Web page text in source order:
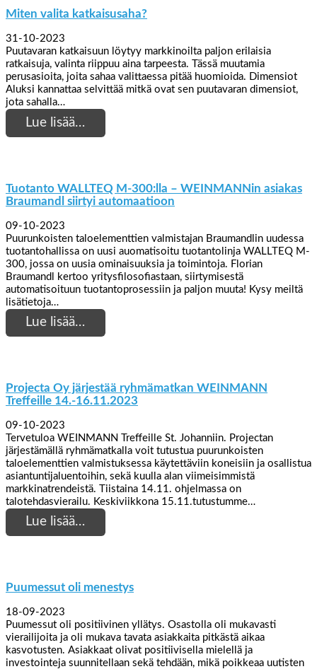
Miten valita katkaisusaha?
31-10-2023
Puutavaran katkaisuun löytyy markkinoilta paljon erilaisia
ratkaisuja, valinta riippuu aina tarpeesta. Tässä muutamia
perusasioita, joita sahaa valittaessa pitää huomioida. Dimensiot
Aluksi kannattaa selvittää mitkä ovat sen puutavaran dimensiot,
jota sahalla…
Lue lisää…
Tuotanto WALLTEQ M-300:lla – WEINMANNin asiakas
Braumandl siirtyi automaatioon
09-10-2023
Puurunkoisten taloelementtien valmistajan Braumandlin uudessa
tuotantohallissa on uusi auomatisoitu tuotantolinja WALLTEQ M-
300, jossa on uusia ominaisuuksia ja toimintoja. Florian
Braumandl kertoo yritysfilosofiastaan, siirtymisestä
automatisoituun tuotantoprosessiin ja paljon muuta! Kysy meiltä
lisätietoja…
Lue lisää…
Projecta Oy järjestää ryhmämatkan WEINMANN
Treffeille 14.-16.11.2023
09-10-2023
Tervetuloa WEINMANN Treffeille St. Johanniin. Projectan
järjestämällä ryhmämatkalla voit tutustua puurunkoisten
taloelementtien valmistuksessa käytettäviin koneisiin ja osallistua
asiantuntijaluentoihin, sekä kuulla alan viimeisimmistä
markkinatrendeistä. Tiistaina 14.11. ohjelmassa on
talotehdasvierailu. Keskiviikkona 15.11.tutustumme…
Lue lisää…
Puumessut oli menestys
18-09-2023
Puumessut oli positiivinen yllätys. Osastolla oli mukavasti
vierailijoita ja oli mukava tavata asiakkaita pitkästä aikaa
kasvotusten. Asiakkaat olivat positiivisella mielellä ja
investointeja suunnitellaan sekä tehdään, mikä poikkeaa uutisten